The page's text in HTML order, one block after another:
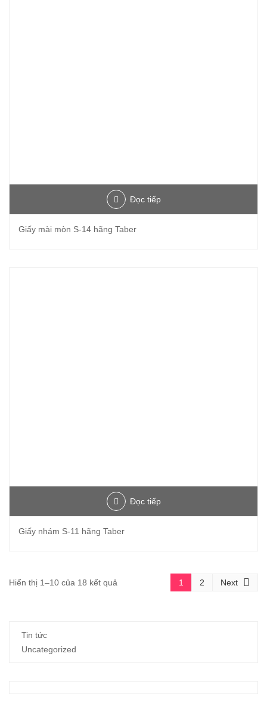
Đọc tiếp
Giấy mài mòn S-14 hãng Taber
Đọc tiếp
Giấy nhám S-11 hãng Taber
Hiển thị 1–10 của 18 kết quả 1 2 Next
Tin tức
Uncategorized